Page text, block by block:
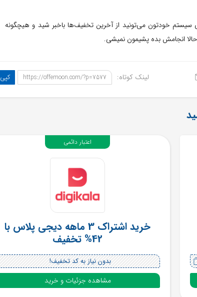
خودتون می‌تونید از آخرین تخفیف‌ها باخبر شید و هیچگونه
انجامش بده پشیمون نمیشی.
لینک کوتاه: https://offemoon.com/?p=7577 کپی
خرید اشتراک 3 ماهه دیجی پلاس با
42% تخفیف
بدون نیاز به کد تخفیف!
مشاهده جزئیات و خرید
اعتبار دائمی